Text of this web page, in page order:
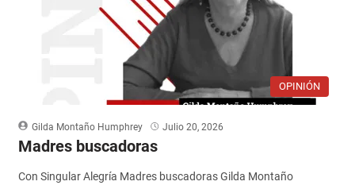
OPINIÓN
Gilda Montaño Humphrey Julio 20, 2026
Madres buscadoras
Con Singular Alegría Madres buscadoras Gilda Montaño